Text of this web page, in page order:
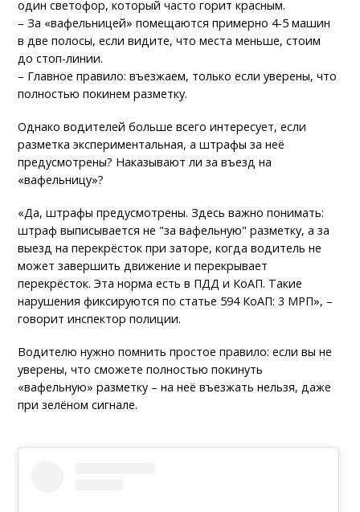
один светофор, который часто горит красным.
– За «вафельницей» помещаются примерно 4-5 машин
в две полосы, если видите, что места меньше, стоим
до стоп-линии.
– Главное правило: въезжаем, только если уверены, что
полностью покинем разметку.
Однако водителей больше всего интересует, если
разметка экспериментальная, а штрафы за неё
предусмотрены? Наказывают ли за въезд на
«вафельницу»?
«Да, штрафы предусмотрены. Здесь важно понимать:
штраф выписывается не "за вафельную" разметку, а за
выезд на перекрёсток при заторе, когда водитель не
может завершить движение и перекрывает
перекрёсток. Эта норма есть в ПДД и КоАП. Такие
нарушения фиксируются по статье 594 КоАП: 3 МРП», –
говорит инспектор полиции.
Водителю нужно помнить простое правило: если вы не
уверены, что сможете полностью покинуть
«вафельную» разметку – на неё въезжать нельзя, даже
при зелёном сигнале.